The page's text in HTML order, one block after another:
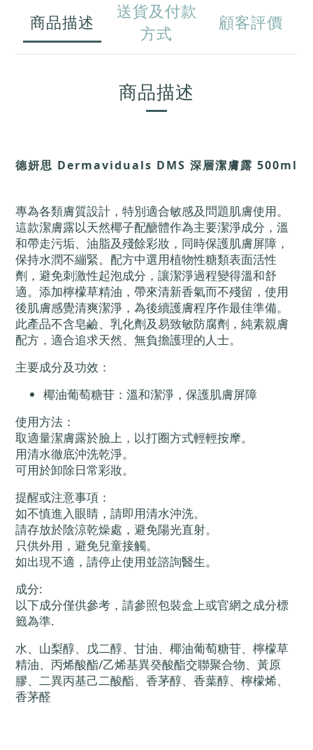
商品描述
送貨及付款
方式
顧客評價
商品描述
德妍思 Dermaviduals DMS 深層潔膚露 500ml
專為各類膚質設計，特別適合敏感及問題肌膚使用。
這款潔膚露以天然椰子配醣體作為主要潔淨成分，溫
和帶走污垢、油脂及殘餘彩妝，同時保護肌膚屏障，
保持水潤不繃緊。配方中選用植物性糖類表面活性
劑，避免刺激性起泡成分，讓潔淨過程變得溫和舒
適。添加檸檬草精油，帶來清新香氣而不殘留，使用
後肌膚感覺清爽潔淨，為後續護膚程序作最佳準備。
此產品不含皂鹼、乳化劑及易致敏防腐劑，純素親膚
配方，適合追求天然、無負擔護理的人士。
主要成分及功效：
椰油葡萄糖苷：溫和潔淨，保護肌膚屏障
使用方法：
取適量潔膚露於臉上，以打圈方式輕輕按摩。
用清水徹底沖洗乾淨。
可用於卸除日常彩妝。
提醒或注意事項：
如不慎進入眼睛，請即用清水沖洗。
請存放於陰涼乾燥處，避免陽光直射。
只供外用，避免兒童接觸。
如出現不適，請停止使用並諮詢醫生。
成分:
以下成分僅供參考，請參照包裝盒上或官網之成分標
籤為準.
水、山梨醇、戊二醇、甘油、椰油葡萄糖苷、檸檬草
精油、丙烯酸酯/乙烯基異癸酸酯交聯聚合物、黃原
膠、二異丙基己二酸酯、香茅醇、香葉醇、檸檬烯、
香茅醛